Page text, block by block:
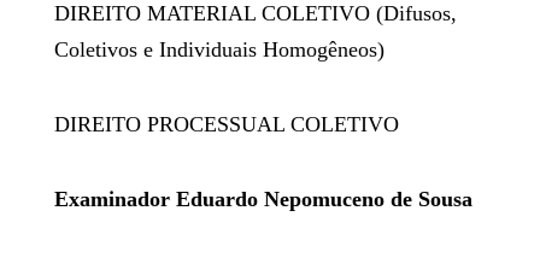
DIREITO MATERIAL COLETIVO (Difusos,
Coletivos e Individuais Homogêneos)
DIREITO PROCESSUAL COLETIVO
Examinador Eduardo Nepomuceno de Sousa